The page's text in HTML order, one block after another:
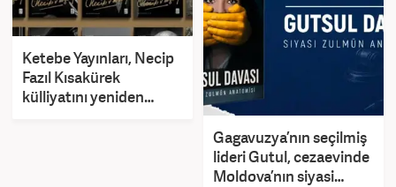
Ketebe Yayınları, Necip
Fazıl Kısakürek
külliyatını yeniden
Gagavuzya’nın seçilmiş
lideri Gutul, cezaevinde
Moldova’nın siyasi